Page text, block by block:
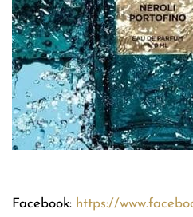
Facebook: https://